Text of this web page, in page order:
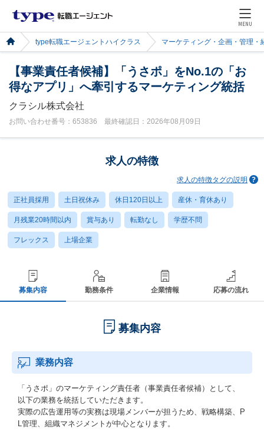
MENU
type転職エージェントハイクラス マーケティング・企画・管理・
【事業責任者候補】「うさポ」をNo.1の「お
得なアプリ」へ牽引するマーケティング統括
クラシル株式会社
お問い合わせ番号：653836 最終確認日：2026年08月09日
求人の特徴
求人の特徴タグの説明
正社員採用 土日祝休み 休日120日以上 産休・育休あり
月残業20時間以内 賞与あり 転勤なし 学歴不問
フレックス 上場企業
募集内容 勤務条件 企業情報 応募の流れ
募集内容
業務内容
「うさポ」のマーケティング責任者（事業責任者候補）として、
以下の業務を統括していただきます。
実際の広告運用等の実務は現場メンバーが担うため、戦略構築、P
L管理、組織マネジメントが中心となります。